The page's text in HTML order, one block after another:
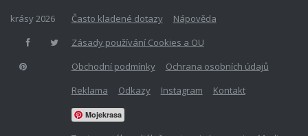
Často kladené dotazy
Nápověda
Zásady používání Cookies a OU
Obchodní podmínky
Ochrana osobních údajů
Reklama
Odkazy Instagram Kontakt
Mojekrasa
krásy 2026